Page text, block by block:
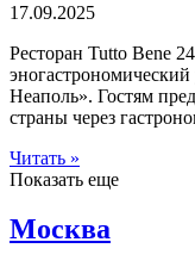
17.09.2025
Ресторан Tutto Bene
Неаполь». Гостям
страны через
Читать »
Показать еще
Москва